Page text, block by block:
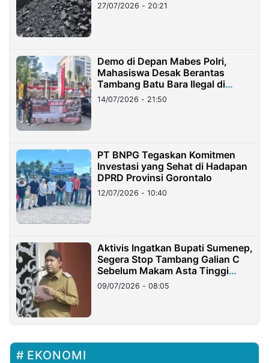
27/07/2026 - 20:21
Demo di Depan Mabes Polri,
Mahasiswa Desak Berantas
Tambang Batu Bara Ilegal di
Lampung
14/07/2026 - 21:50
PT BNPG Tegaskan Komitmen
Investasi yang Sehat di Hadapan
DPRD Provinsi Gorontalo
12/07/2026 - 10:40
Aktivis Ingatkan Bupati Sumenep,
Segera Stop Tambang Galian C
Sebelum Makam Asta Tinggi
Longsor
09/07/2026 - 08:05
EKONOMI